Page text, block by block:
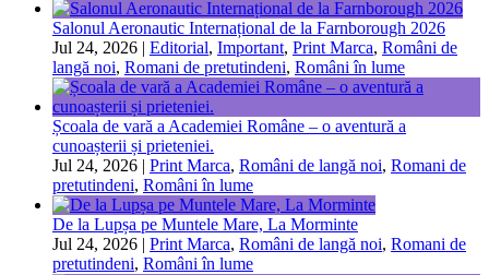
Salonul Aeronautic Internațional de la Farnborough 2026
Jul 24, 2026
Editorial, Important, Print Marca, Români de
langă noi, Romani de pretutindeni, Români în lume
Școala de vară a Academiei Române – o aventură a
cunoașterii și prieteniei.
Jul 24, 2026
Print Marca, Români de langă noi, Romani de
pretutindeni, Români în lume
De la Lupșa pe Muntele Mare, La Morminte
Jul 24, 2026
Print Marca, Români de langă noi, Romani de
pretutindeni, Români în lume